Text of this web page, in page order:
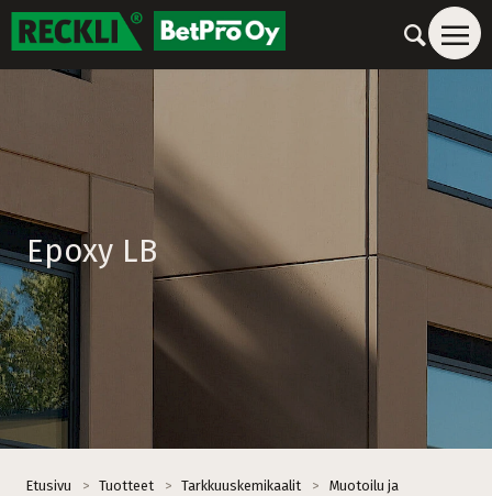
Epoxy LB
Etusivu > Tuotteet > Tarkkuuskemikaalit >
Muotoilu ja